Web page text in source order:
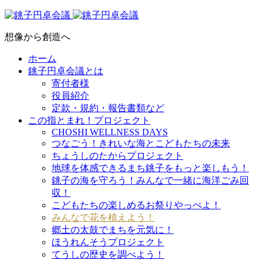
想像から創造へ
ホーム
銚子円卓会議とは
寄付者様
役員紹介
定款・規約・報告書類など
この指とまれ！プロジェクト
CHOSHI WELLNESS DAYS
つなごう！きれいな海とこどもたちの未来
ちょうしのたからプロジェクト
地球を体感できるまち銚子をもっと楽しもう！
銚子の海を守ろう！みんなで一緒に海洋ごみ回
収！
こどもたちの楽しめるお祭りやっぺよ！
みんなで花を植えよう！
郷土の太鼓でまちを元気に！
ほうれんそうプロジェクト
てうしの歴史を調べよう！